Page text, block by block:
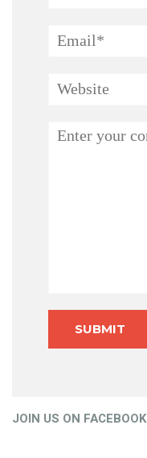
Email*
Website
Comment
JOIN US ON FACEBOOK